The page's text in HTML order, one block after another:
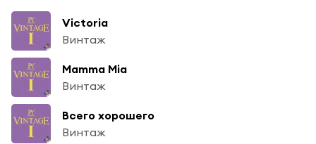
Victoria
Винтаж
Mamma Mia
Винтаж
Всего хорошего
Винтаж